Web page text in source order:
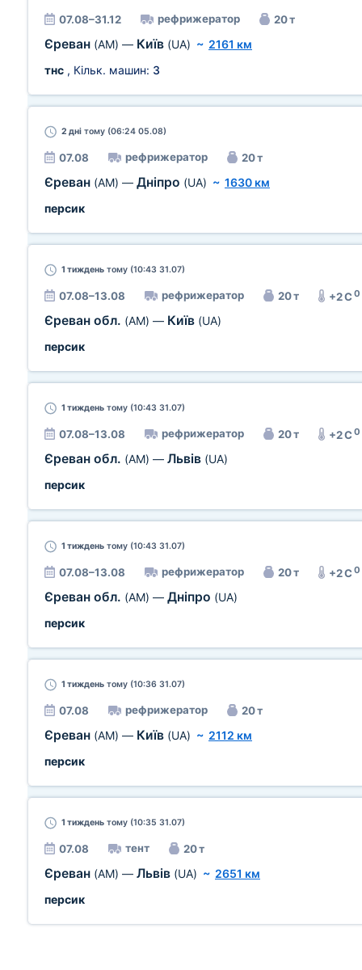
07.08–31.12 рефрижератор 20 т
Єреван (AM) — Київ (UA) ~ 2161 км
тнс , Кільк. машин: 3
2 дні тому (06:24 05.08)
07.08 рефрижератор 20 т
Єреван (AM) — Дніпро (UA) ~ 1630 км
персик
1 тиждень тому (10:43 31.07)
07.08–13.08 рефрижератор 20 т +2 C0
Єреван обл. (AM) — Київ (UA)
персик
1 тиждень тому (10:43 31.07)
07.08–13.08 рефрижератор 20 т +2 C0
Єреван обл. (AM) — Львів (UA)
персик
1 тиждень тому (10:43 31.07)
07.08–13.08 рефрижератор 20 т +2 C0
Єреван обл. (AM) — Дніпро (UA)
персик
1 тиждень тому (10:36 31.07)
07.08 рефрижератор 20 т
Єреван (AM) — Київ (UA) ~ 2112 км
персик
1 тиждень тому (10:35 31.07)
07.08 тент 20 т
Єреван (AM) — Львів (UA) ~ 2651 км
персик